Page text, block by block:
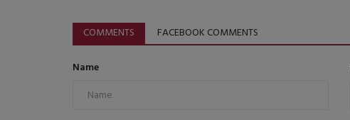
COMMENTS FACEBOOK COMMENTS
Name